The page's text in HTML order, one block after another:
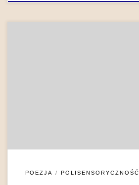
POEZJA POLISENSORYCZNOŚĆ